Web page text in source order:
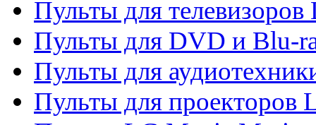
Пульты для телевизоров
Пульты для DVD и Blu-
Пульты для
Пульты для проекторов